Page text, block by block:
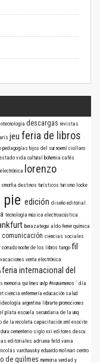
descargas revistas
jeu feria de libros
pedagogías hijos del sur noemí ciollaro
estado vida cultural bohemia cafés
lorenzo
smorfia destinos turísticos turismo locke
pie edición diseño editorial
tecnología música electroacústica
berazategui aldo ferrer química
comunicación ciencias sociales
corradonoche de los libros tango fil
vacaciones venta electrónica
feria internacional del
memoria quilmes unlp #niunamenos ´ día
ciencia enfermería educación salud
ideología argentina librarte promociones
plata escuela secundaria de la unq
de la recoleta capacitación xml esocite
cementerio siglo xxi editores descu
editoriales adriana feld vania
nicolás varchausky eduardo molinari centro
de quilmes memoria verdad y